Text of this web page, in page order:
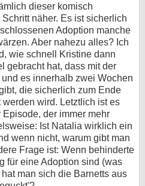
dieser komisch
näher. Es ist sicherlich
Adoption manche
Aber nahezu alles? Ich
wie schnell Kristine dann
gebracht hat, dass mit der
es innerhalb zwei Wochen
die sicherlich zum Ende
wird. Letztlich ist es
der immer mehr
Ist Natalia wirklich ein
wenn nicht, warum gibt man
Frage ist: Wenn behinderte
für eine Adoption sind (was
man sich die Barnetts aus